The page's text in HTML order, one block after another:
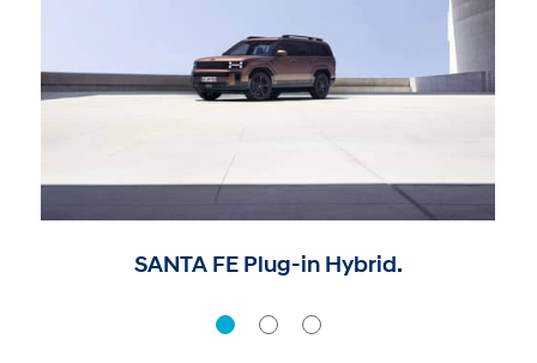
SANTA FE Plug-in Hybrid.